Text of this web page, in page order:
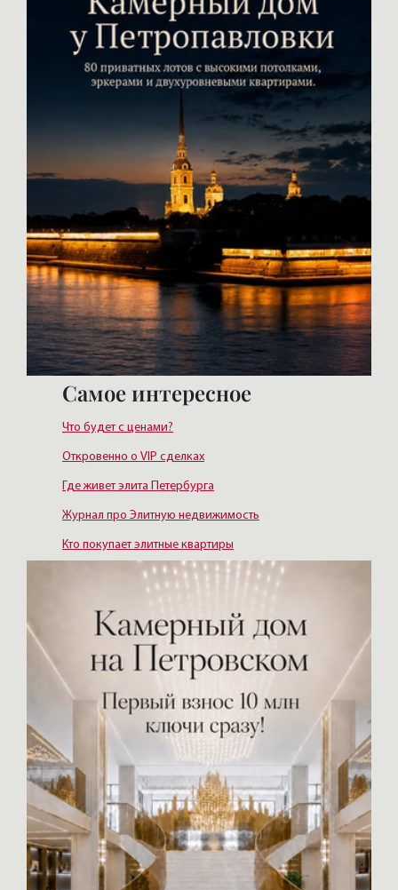
Самое интересное
Что будет с ценами?
Откровенно о VIP сделках
Где живет элита Петербурга
Журнал про Элитную недвижимость
Кто покупает элитные квартиры